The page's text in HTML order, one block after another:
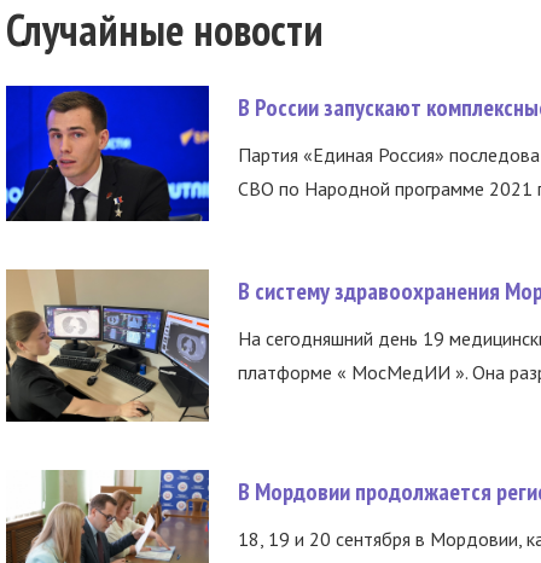
Случайные новости
В России запускают
Партия «Единая Россия»
СВО по Народной программе 2021
В систему здравоохранения
На сегодняшний день 19
платформе « МосМедИИ ». Она
В Мордовии продолжается
18, 19 и 20 сентября в Мордовии,